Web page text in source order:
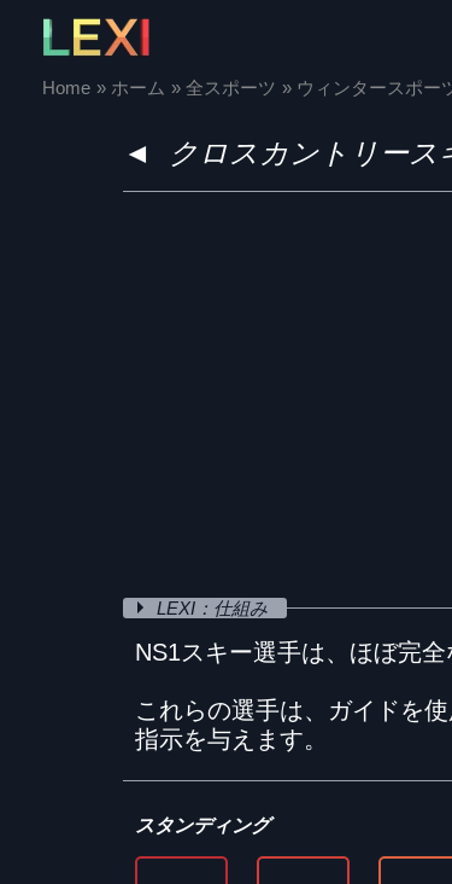
contentHome ホーム 全スポーツ ウィンタースポー
◄ クロスカントリース
LEXI：仕組み
NS1スキー選手は、ほぼ完全
これらの選手は、ガイドを
指示を与えます。
スタンディング